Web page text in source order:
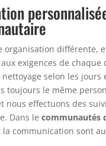
organisation différente,
exigences de chaque
selon les jours
toujours le même
nous effectuons des
Dans lecommunautés
la communication sont